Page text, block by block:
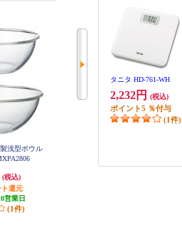
タニタ HD-761-WH
2,232円 (税込)
ポイント5 ％付与
(1件)
製浅型ボウル
(税込)
ト還元
営業日
(1件)